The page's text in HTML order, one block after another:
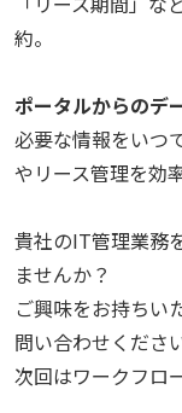
約。
ポータルからのデ
必要な情報をいつ
やリース管理を効
貴社のIT管理業務
ませんか？
ご興味をお持ちい
問い合わせくださ
次回はワークフロ